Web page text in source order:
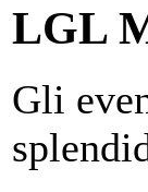
LGL
Gli